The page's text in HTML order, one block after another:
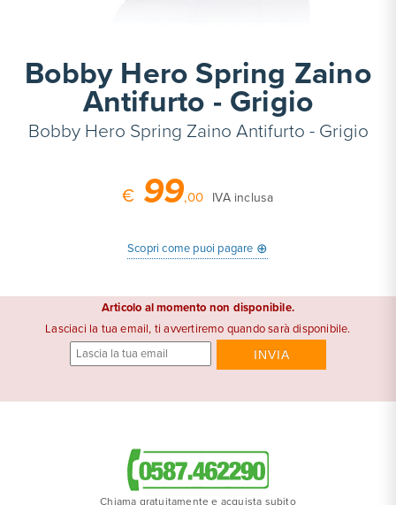
Bobby Hero Spring Zaino
Antifurto - Grigio
Bobby Hero Spring Zaino Antifurto - Grigio
€ 99,00 IVA inclusa
Scopri come puoi pagare ⊕
Articolo al momento non disponibile.
Lasciaci la tua email, ti avvertiremo quando sarà disponibile.
Chiama gratuitamente e acquista subito